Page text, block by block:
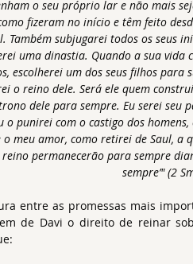
o seu próprio lar e não mais
fizeram no início e têm feito
Também subjugarei todos os seus
uma dinastia. Quando a sua vida
escolherei um dos seus filhos
o reino dele. Será ele quem
dele para sempre. Eu serei seu
o punirei com o castigo dos
meu amor, como retirei de Saul, a
permanecerão para sempre
sempre’" (2
entre as promessas mais
de Davi o direito de reinar